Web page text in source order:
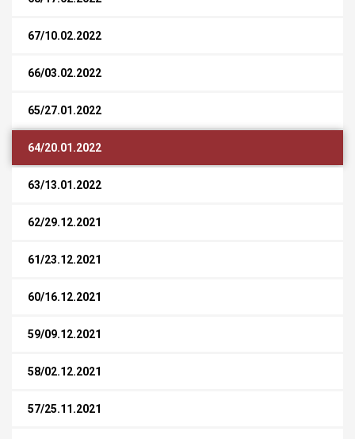
67/10.02.2022
66/03.02.2022
65/27.01.2022
64/20.01.2022
63/13.01.2022
62/29.12.2021
61/23.12.2021
60/16.12.2021
59/09.12.2021
58/02.12.2021
57/25.11.2021